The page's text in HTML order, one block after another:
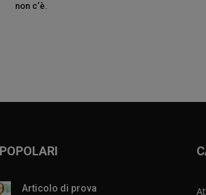
non c’è.
Articolo di prova